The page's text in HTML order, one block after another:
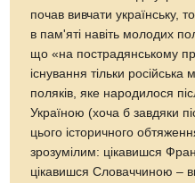
почав вивчати українську,
в пам'яті навіть молодих
що «на пострадянському
існування тільки
поляків, яке народилося
Україною (хоча б завдяки
цього історичного
зрозумілим: цікавишся
цікавишся Словаччиною –